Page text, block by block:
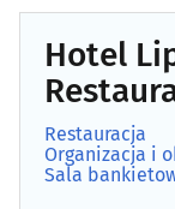
Hotel
Restauracja
Organizacja i
Sala